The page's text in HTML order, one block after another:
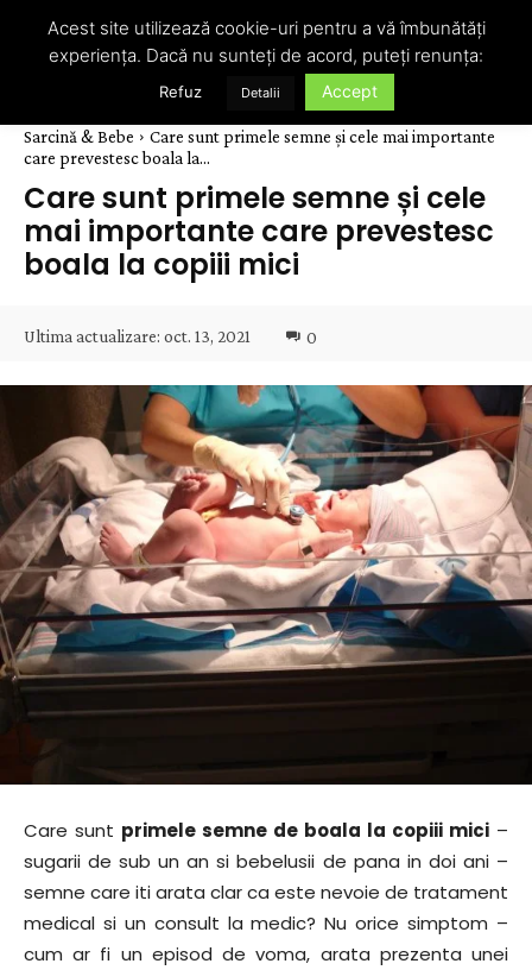
Sarcină & Bebe
Care sunt primele semne și cele mai importante
care prevestesc boala la...
Care sunt primele semne și cele
mai importante care prevestesc
boala la copiii mici
Ultima actualizare: oct. 13, 2021 0
Care sunt primele semne de boala la copiii mici –
sugarii de sub un an si bebelusii de pana in doi ani –
semne care iti arata clar ca este nevoie de tratament
medical si un consult la medic? Nu orice simptom –
cum ar fi un episod de voma, arata prezenta unei
Acest site utilizează cookie-uri pentru a vă îmbunătăți
experiența. Dacă nu sunteți de acord, puteți renunța:
Refuz Detalii Accept